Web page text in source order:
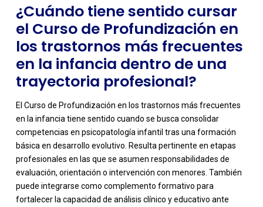
¿Cuándo tiene sentido cursar
el Curso de Profundización en
los trastornos más frecuentes
en la infancia dentro de una
trayectoria profesional?
El Curso de Profundización en los trastornos más frecuentes
en la infancia tiene sentido cuando se busca consolidar
competencias en psicopatología infantil tras una formación
básica en desarrollo evolutivo. Resulta pertinente en etapas
profesionales en las que se asumen responsabilidades de
evaluación, orientación o intervención con menores. También
puede integrarse como complemento formativo para
fortalecer la capacidad de análisis clínico y educativo ante